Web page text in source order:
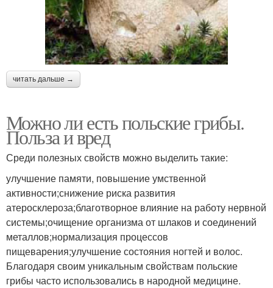
читать дальше →
Можно ли есть польские грибы.
Польза и вред
Среди полезных свойств можно выделить такие:
улучшение памяти, повышение умственной
активности;снижение риска развития
атеросклероза;благотворное влияние на работу нервной
системы;очищение организма от шлаков и соединений
металлов;нормализация процессов
пищеварения;улучшение состояния ногтей и волос.
Благодаря своим уникальным свойствам польские
грибы часто использовались в народной медицине.